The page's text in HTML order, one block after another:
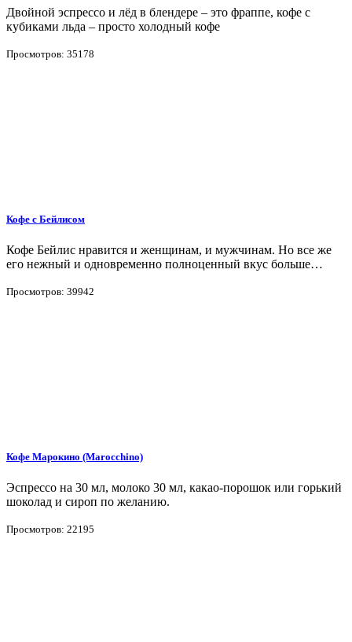
Двойной эспрессо и лёд в блендере – это фраппе, кофе с
кубиками льда – просто холодный кофе
Просмотров: 35178
Кофе с Бейлисом
Кофе Бейлис нравится и женщинам, и мужчинам. Но все же
его нежный и одновременно полноценный вкус больше…
Просмотров: 39942
Кофе Марокино (Marocchino)
Эспрессо на 30 мл, молоко 30 мл, какао-порошок или горький
шоколад и сироп по желанию.
Просмотров: 22195